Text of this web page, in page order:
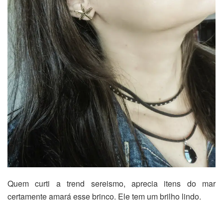
Quem curti a trend sereismo, aprecia itens do mar
certamente amará esse brinco. Ele tem um brilho lindo.